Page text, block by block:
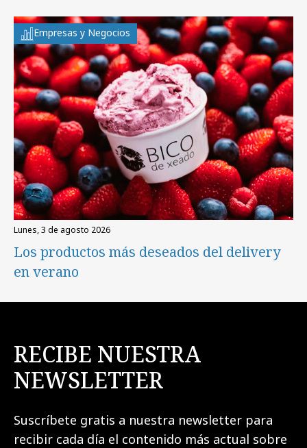
Empresas y Negocios
lunes, 3 de agosto 2026
Los productos más deseados del delivery
en verano
RECIBE NUESTRA
NEWSLETTER
Suscríbete gratis a nuestra newsletter para
recibir cada día el contenido más actual sobre